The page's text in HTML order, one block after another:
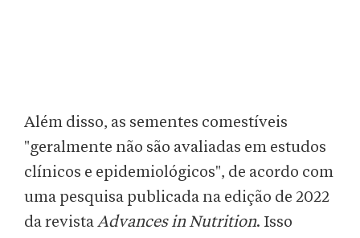
Além disso, as sementes comestíveis
"geralmente não são avaliadas em estudos
clínicos e epidemiológicos", de acordo com
uma pesquisa publicada na edição de 2022
da revistaAdvances in Nutrition. Isso